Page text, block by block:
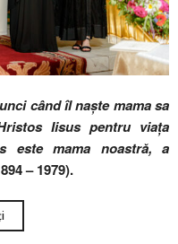
când îl naște mama sa
Iisus pentru viața
este mama noastră, a
– 1979).